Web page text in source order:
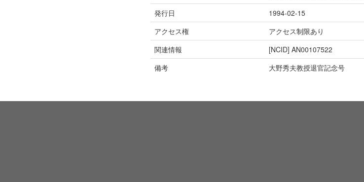
発行日
1994-02-15
アクセス権
アクセス制限あり
関連情報
[NCID] AN00107522
備考
大野秀夫教授退官記念号